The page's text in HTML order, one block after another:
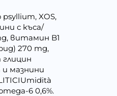
XOS,
с къса/
витамин B1
270 mg,
глицин
мазнини
6 0,6%.